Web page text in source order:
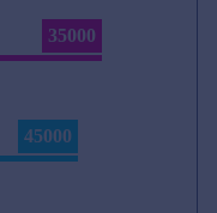
35000
45000